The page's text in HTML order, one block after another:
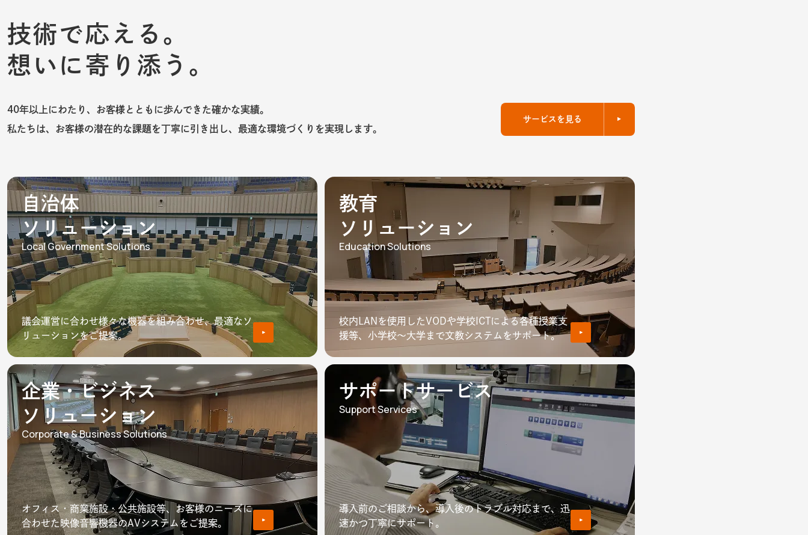
技術で応える。
想いに寄り添う。
40年以上にわたり、お客様とともに歩んできた確かな実績。
私たちは、お客様の潜在的な課題を丁寧に引き出し、最適な環境づくりを実現します。
サービスを見る
自治体
ソリューション
Local Government Solutions
議会運営に合わせ様々な機器を組み合わせ、最適なソ
リューションをご提案。
教育
ソリューション
Education Solutions
校内LANを使用したVODや学校ICTによる各種授業支
援等、小学校～大学まで文教システムをサポート。
企業・ビジネス
ソリューション
Corporate & Business Solutions
オフィス・商業施設・公共施設等、お客様のニーズに
合わせた映像音響機器のAVシステムをご提案。
サポートサービス
Support Services
導入前のご相談から、導入後のトラブル対応まで、迅
速かつ丁寧にサポート。